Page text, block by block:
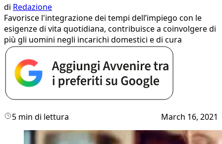
di Redazione
Favorisce l'integrazione dei tempi dell’impiego con le
esigenze di vita quotidiana, contribuisce a coinvolgere di
più gli uomini negli incarichi domestici e di cura
5 min di lettura March 16, 2021